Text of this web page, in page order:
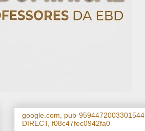
google.com, pub-9594472003301544,
DIRECT, f08c47fec0942fa0